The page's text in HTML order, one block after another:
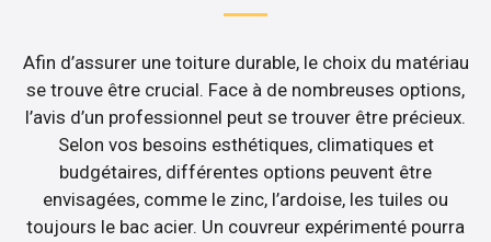
Afin d’assurer une toiture durable, le choix du matériau
se trouve être crucial. Face à de nombreuses options,
l’avis d’un professionnel peut se trouver être précieux.
Selon vos besoins esthétiques, climatiques et
budgétaires, différentes options peuvent être
envisagées, comme le zinc, l’ardoise, les tuiles ou
toujours le bac acier. Un couvreur expérimenté pourra